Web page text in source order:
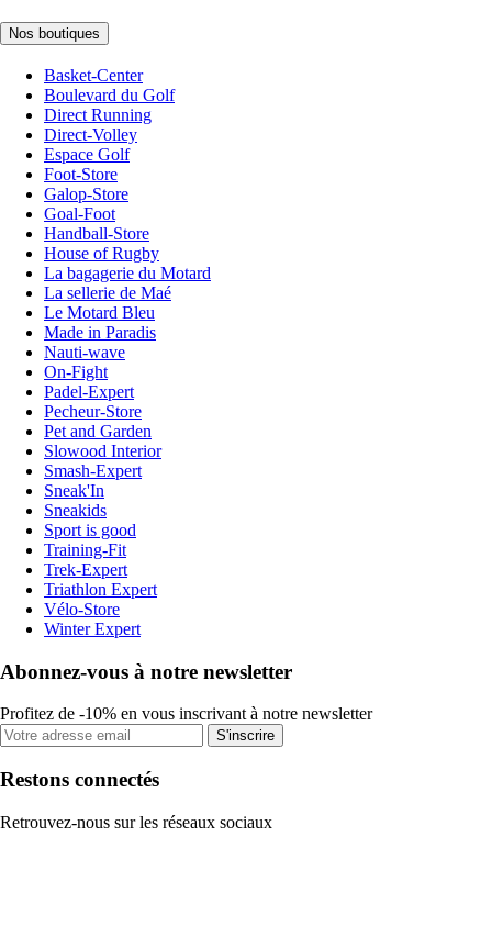
Nos boutiques
Basket-Center
Boulevard du Golf
Direct Running
Direct-Volley
Espace Golf
Foot-Store
Galop-Store
Goal-Foot
Handball-Store
House of Rugby
La bagagerie du Motard
La sellerie de Maé
Le Motard Bleu
Made in Paradis
Nauti-wave
On-Fight
Padel-Expert
Pecheur-Store
Pet and Garden
Slowood Interior
Smash-Expert
Sneak'In
Sneakids
Sport is good
Training-Fit
Trek-Expert
Triathlon Expert
Vélo-Store
Winter Expert
Abonnez-vous à notre newsletter
Profitez de -10% en vous inscrivant à notre newsletter
S'inscrire
Restons connectés
Retrouvez-nous sur les réseaux sociaux